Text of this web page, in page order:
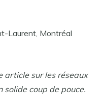
Laurent, Montréal
article sur les réseaux
solide coup de pouce.